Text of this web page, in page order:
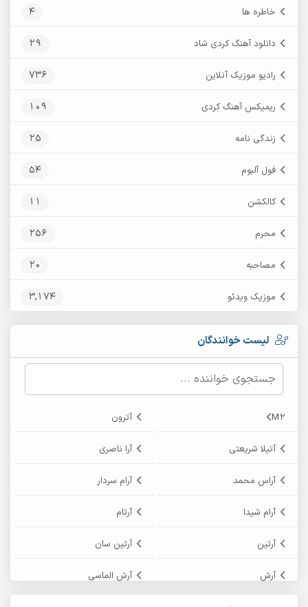
خاطره ها 4
دانلود آهنگ کردی شاد 29
رادیو موزیک آنلاین 736
ریمیکس آهنگ کردی 109
زندگی نامه 25
فول آلبوم 54
کالکشن 11
محرم 256
مصاحبه 20
موزیک ویدئو 3,174
لیست خوانندگان
M2 آترون
آتیلا شریعتی آرا ناصری
آراس محمد آرام سردار
آرام شیدا آرتام
آرتین آرتین سان
آرش آرش الماسی